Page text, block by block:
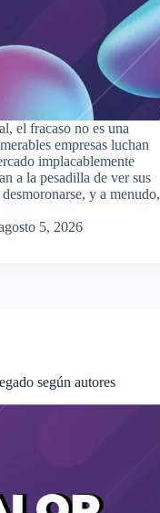
el fracaso no es una
empresas luchan
implacablemente
a la pesadilla de ver sus
y a menudo,
5, 2026
según autores